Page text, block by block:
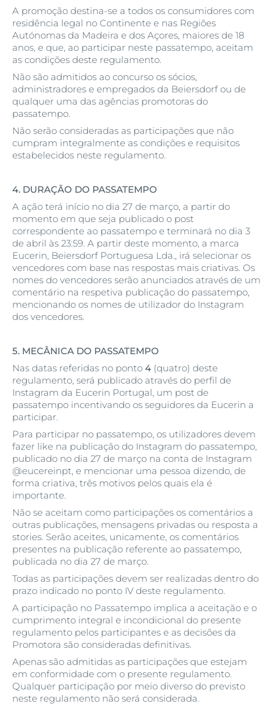
A promoção destina-se a todos os consumidores com
residência legal no Continente e nas Regiões
Autónomas da Madeira e dos Açores, maiores de 18
anos, e que, ao participar neste passatempo, aceitam
as condições deste regulamento.
Não são admitidos ao concurso os sócios,
administradores e empregados da Beiersdorf ou de
qualquer uma das agências promotoras do
passatempo.
Não serão consideradas as participações que não
cumpram integralmente as condições e requisitos
estabelecidos neste regulamento.
4. DURAÇÃO DO PASSATEMPO
A ação terá início no dia 27 de março, a partir do
momento em que seja publicado o post
correspondente ao passatempo e terminará no dia 3
de abril às 23:59. A partir deste momento, a marca
Eucerin, Beiersdorf Portuguesa Lda., irá selecionar os
vencedores com base nas respostas mais criativas. Os
nomes do vencedores serão anunciados através de um
comentário na respetiva publicação do passatempo,
mencionando os nomes de utilizador do Instagram
dos vencedores.
5. MECÂNICA DO PASSATEMPO
Nas datas referidas no ponto 4 (quatro) deste
regulamento, será publicado através do perfil de
Instagram da Eucerin Portugal, um post de
passatempo incentivando os seguidores da Eucerin a
participar.
Para participar no passatempo, os utilizadores devem
fazer like na publicação do Instagram do passatempo,
publicado no dia 27 de março na conta de Instagram
@eucereinpt, e mencionar uma pessoa dizendo, de
forma criativa, três motivos pelos quais ela é
importante.
Não se aceitam como participações os comentários a
outras publicações, mensagens privadas ou resposta a
stories. Serão aceites, unicamente, os comentários
presentes na publicação referente ao passatempo,
publicada no dia 27 de março.
Todas as participações devem ser realizadas dentro do
prazo indicado no ponto IV deste regulamento.
A participação no Passatempo implica a aceitação e o
cumprimento integral e incondicional do presente
regulamento pelos participantes e as decisões da
Promotora são consideradas definitivas.
Apenas são admitidas as participações que estejam
em conformidade com o presente regulamento.
Qualquer participação por meio diverso do previsto
neste regulamento não será considerada.